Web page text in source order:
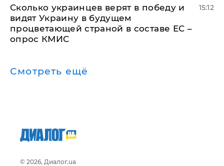
Сколько украинцев верят в победу и
видят Украину в будущем
процветающей страной в составе ЕС –
опрос КМИС
15:12
Смотреть ещё
© 2026, Диалог.ua